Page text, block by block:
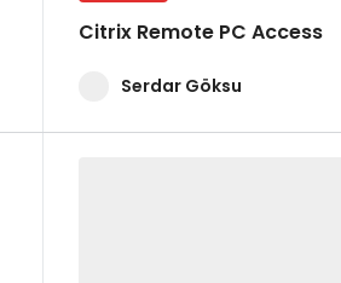
Citrix Remote PC Access
Serdar Göksu